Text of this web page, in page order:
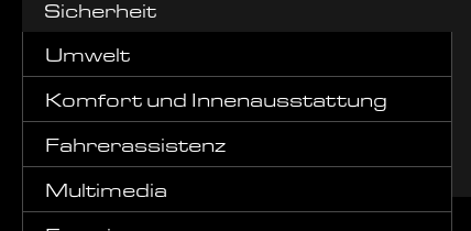
Sicherheit
Umwelt
Komfort und Innenausstattung
Fahrerassistenz
Multimedia